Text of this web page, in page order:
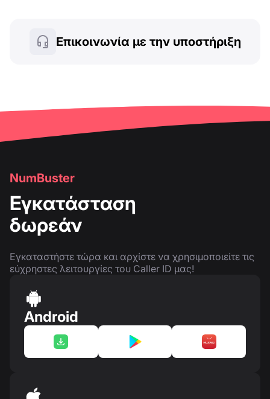
Επικοινωνία με την υποστήριξη
NumBuster
Εγκατάσταση
δωρεάν
Εγκαταστήστε τώρα και αρχίστε να χρησιμοποιείτε τις
εύχρηστες λειτουργίες του Caller ID μας!
Android